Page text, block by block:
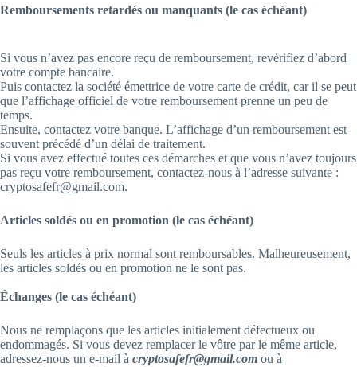
Remboursements retardés ou manquants (le cas échéant)
Si vous n’avez pas encore reçu de remboursement, revérifiez d’abord
votre compte bancaire.
Puis contactez la société émettrice de votre carte de crédit, car il se peut
que l’affichage officiel de votre remboursement prenne un peu de
temps.
Ensuite, contactez votre banque. L’affichage d’un remboursement est
souvent précédé d’un délai de traitement.
Si vous avez effectué toutes ces démarches et que vous n’avez toujours
pas reçu votre remboursement, contactez-nous à l’adresse suivante :
cryptosafefr@gmail.com.
Articles soldés ou en promotion (le cas échéant)
Seuls les articles à prix normal sont remboursables. Malheureusement,
les articles soldés ou en promotion ne le sont pas.
Échanges (le cas échéant)
Nous ne remplaçons que les articles initialement défectueux ou
endommagés. Si vous devez remplacer le vôtre par le même article,
adressez-nous un e-mail à cryptosafefr@gmail.com ou à